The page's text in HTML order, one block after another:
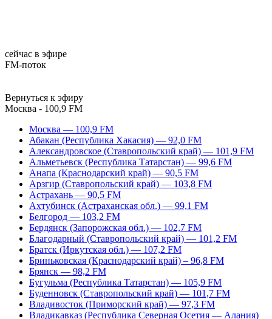
сейчас в эфире
FM-поток
Вернуться к эфиру
Москва - 100,9 FM
Москва — 100,9 FM
Абакан (Республика Хакасия) — 92,0 FM
Александровское (Ставропольский край) — 101,9 FM
Альметьевск (Республика Татарстан) — 99,6 FM
Анапа (Краснодарский край) — 90,5 FM
Арзгир (Ставропольский край) — 103,8 FM
Астрахань — 90,5 FM
Ахтубинск (Астраханская обл.) — 99,1 FM
Белгород — 103,2 FM
Бердянск (Запорожская обл.) — 102,7 FM
Благодарный (Ставропольский край) — 101,2 FM
Братск (Иркутская обл.) — 107,2 FM
Бриньковская (Краснодарский край) – 96,8 FM
Брянск — 98,2 FM
Бугульма (Республика Татарстан) — 105,9 FM
Буденновск (Ставропольский край) — 101,7 FM
Владивосток (Приморский край) — 97,3 FM
Владикавказ (Республика Северная Осетия — Алания)